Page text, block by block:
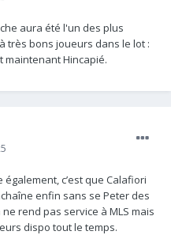
aura été l'un des plus
très bons joueurs dans le lot :
maintenant Hincapié.
c’est que Calafiori
enfin sans se Peter des
rend pas service à MLS mais
dispo tout le temps.